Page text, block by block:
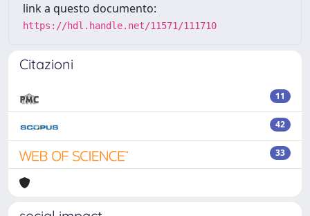
link a questo documento:
https://hdl.handle.net/11571/111710
Citazioni
11
42
33